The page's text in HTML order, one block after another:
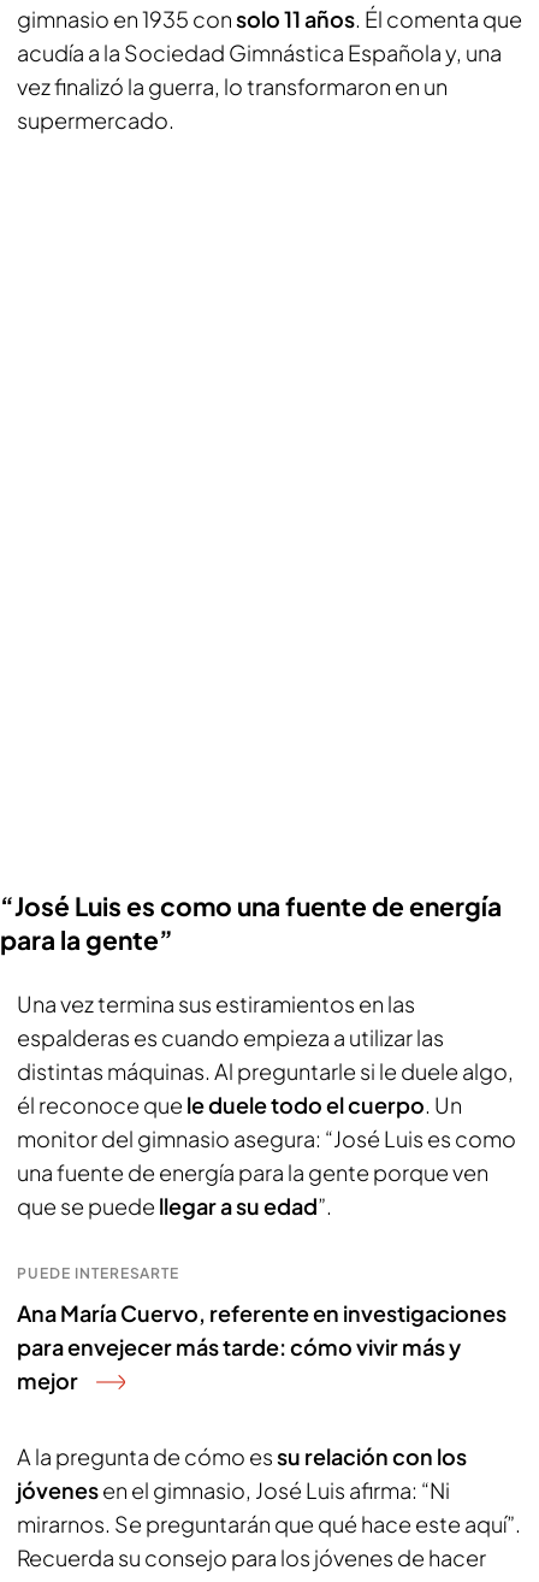
gimnasio en 1935 consolo 11 años. Él comenta que
acudía a la Sociedad Gimnástica Española y, una
vez finalizó la guerra, lo transformaron en un
supermercado.
“José Luis es como una fuente de energía
para la gente”
Una vez termina sus estiramientos en las
espalderas es cuando empieza a utilizar las
distintas máquinas. Al preguntarle si le duele algo,
él reconoce que le duele todo el cuerpo. Un
monitor del gimnasio asegura: “José Luis es como
una fuente de energía para la gente porque ven
que se puede llegar a su edad”.
PUEDE INTERESARTE
Ana María Cuervo, referente en investigaciones
para envejecer más tarde: cómo vivir más y
mejor
A la pregunta de cómo essu relación con los
jóvenesen el gimnasio, José Luis afirma: “Ni
mirarnos. Se preguntarán que qué hace este aquí”.
Recuerda su consejo para los jóvenes de hacer